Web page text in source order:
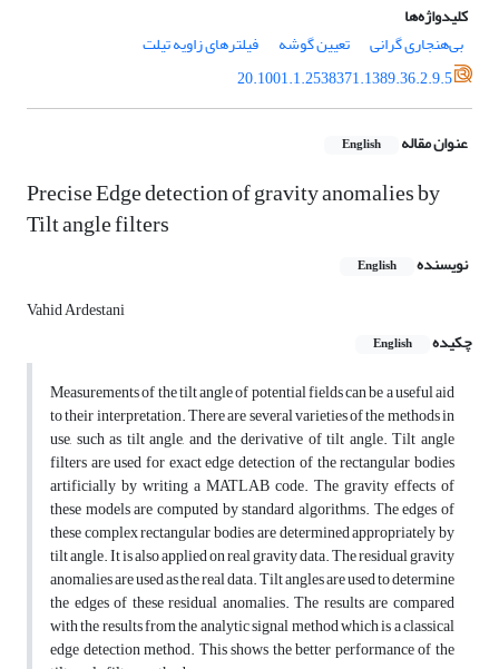
کلیدواژه‌ها
بی‌هنجاری گرانی
تعیین گوشه
فیلترهای زاویه تیلت
20.1001.1.2538371.1389.36.2.9.5
عنوان مقاله English
Precise Edge detection of gravity anomalies by
Tilt angle filters
نویسنده English
Vahid Ardestani
چکیده
English
Measurements of the tilt angle of potential fields can be a useful aid
to their interpretation. There are several varieties of the methods in
use, such as tilt angle, and the derivative of tilt angle. Tilt angle
filters are used for exact edge detection of the rectangular bodies
artificially by writing a MATLAB code. The gravity effects of
these models are computed by standard algorithms. The edges of
these complex rectangular bodies are determined appropriately by
tilt angle. It is also applied on real gravity data. The residual gravity
anomalies are used as the real data. Tilt angles are used to determine
the edges of these residual anomalies. The results are compared
with the results from the analytic signal method which is a classical
edge detection method. This shows the better performance of the